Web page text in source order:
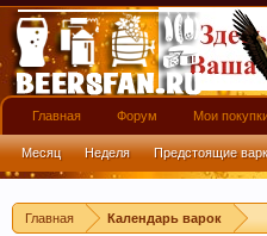
Главная Календарь варок
Главная Форум Мои
Месяц Неделя Предстоящие